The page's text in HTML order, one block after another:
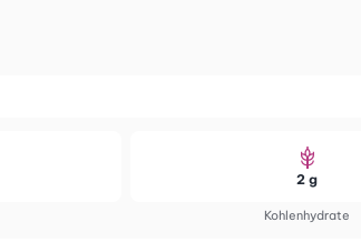
Kohlenhydrate
2 g